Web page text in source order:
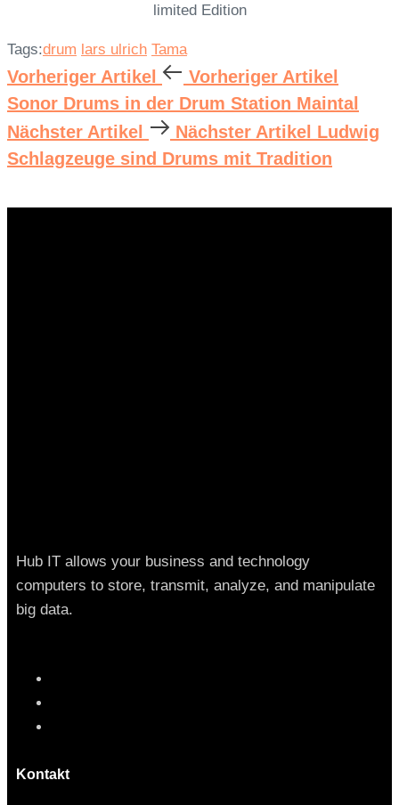
limited Edition
Tags:drum lars ulrich Tama
Vorheriger Artikel
Vorheriger Artikel
Sonor Drums in der Drum Station Maintal
Nächster Artikel
Nächster Artikel Ludwig
Schlagzeuge sind Drums mit Tradition
Hub IT allows your business and technology
computers to store, transmit, analyze, and manipulate
big data.
Kontakt